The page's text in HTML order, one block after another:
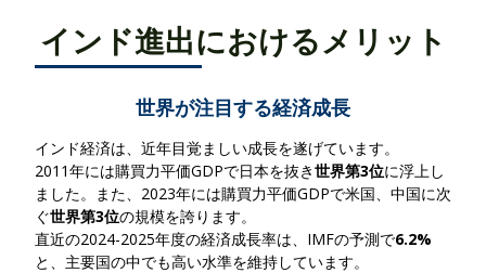
インド進出におけるメリット
世界が注目する経済成長
インド経済は、近年目覚ましい成長を遂げています。
2011年には購買力平価GDPで日本を抜き世界第3位に浮上 し
ました。また、 2023年には購買力平価GDPで米国、中国に次
ぐ世界第3位の規模を誇ります。
直近の2024-2025年度の経済成長率は、IMFの予測で6.2%
と、主要国の中でも高い水準を維持しています。